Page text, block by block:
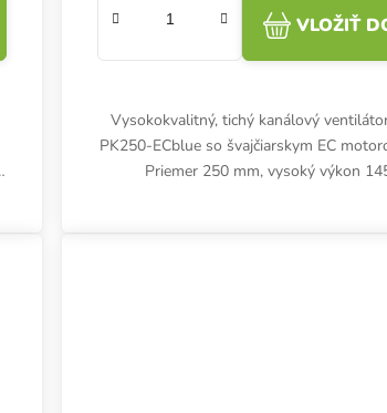
VLOŽIŤ
Vysokokvalitný, tichý kanálový
PK250-ECblue so švajčiarskym EC
Priemer 250 mm, vysoký výkon